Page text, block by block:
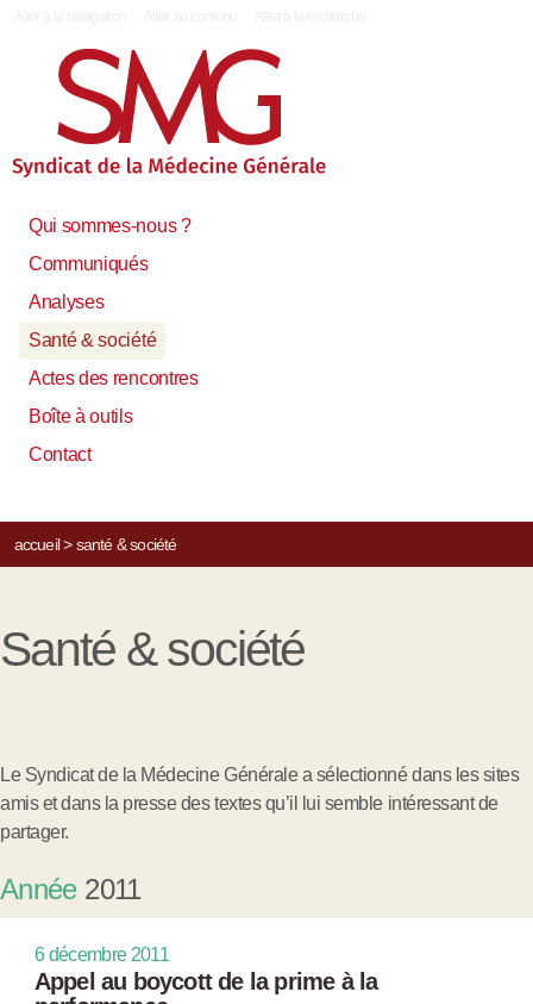
Qui sommes-nous ?
Communiqués
Analyses
Santé & société
Actes des rencontres
Boîte à outils
Contact
accueil> santé & société
Santé & société
Le Syndicat de la Médecine Générale a sélectionné dans les sites
amis et dans la presse des textes qu’il lui semble intéressant de
partager.
Année2011
6 décembre 2011
Appel au boycott de la prime à la